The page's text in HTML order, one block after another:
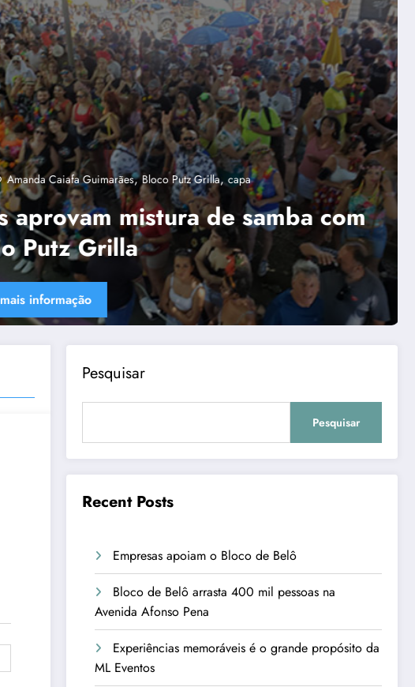
Capa “Tendências para Docência no Ensino Superior” , Ânima Educaçã
Plurais , capa ,Política de diversidade da Una e do UniBH, Rede Comunicação de
Tânia Chaves
Política de diversidade da Una e do
UniBH envolve 300 docentes e
coladores negros
Consulte mais informação
Pesquisar
Pesquisar
Recent Posts
Empresas apoiam o Bloco de Belô
Bloco de Belô arrasta 400 mil pessoas na
Avenida Afonso Pena
Experiências memoráveis é o grande propósito da
ML Eventos